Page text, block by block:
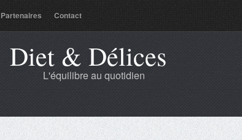
Partenaires Contact
Diet & Délices
L'équilibre au quotidien